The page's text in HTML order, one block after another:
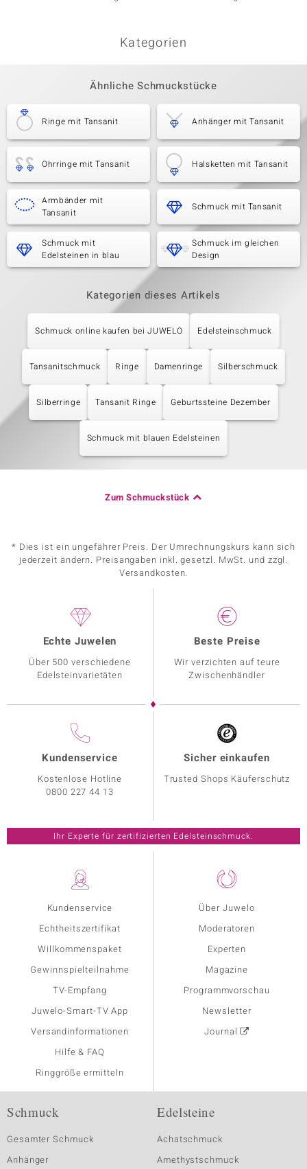
Kategorien
Ähnliche Schmuckstücke
Ringe mit Tansanit Anhänger mit Tansanit
Ohrringe mit Tansanit Halsketten mit Tansanit
Armbänder mit
Tansanit
Schmuck mit Tansanit
Schmuck mit
Edelsteinen in blau
Schmuck im gleichen
Design
Kategorien dieses Artikels
Schmuck online kaufen bei JUWELO Edelsteinschmuck
Tansanitschmuck Ringe Damenringe Silberschmuck
Silberringe Tansanit Ringe Geburtssteine Dezember
Schmuck mit blauen Edelsteinen
Zum Schmuckstück
* Dies ist ein ungefährer Preis. Der Umrechnungskurs kann sich
jederzeit ändern. Preisangaben inkl. gesetzl. MwSt. und zzgl.
Versandkosten.
Kundenservice
Echtheitszertifikat
Willkommenspaket
Gewinnspielteilnahme
TV-Empfang
Juwelo-Smart-TV App
Versandinformationen
Hilfe & FAQ
Ringgröße ermitteln
Über Juwelo
Moderatoren
Experten
Magazine
Programmvorschau
Newsletter
Journal
Echte Juwelen
Über 500 verschiedene
Edelsteinvarietäten
Beste Preise
Wir verzichten auf teure
Zwischenhändler
Kundenservice
Kostenlose Hotline
0800 227 44 13
Sicher einkaufen
Trusted Shops Käuferschutz
Ihr Experte für zertifizierten Edelsteinschmuck.
Schmuck
Gesamter Schmuck
Anhänger
Edelsteine
Achatschmuck
Amethystschmuck